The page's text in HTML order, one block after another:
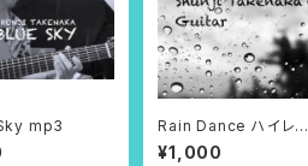
mp3
Rain Dance ハイレゾ
96k
¥1,000